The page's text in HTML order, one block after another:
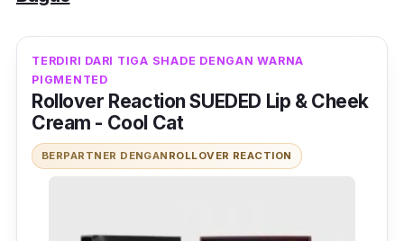
TERDIRI DARI TIGA SHADE DENGAN WARNA
PIGMENTED
Rollover Reaction SUEDED Lip & Cheek
Cream - Cool Cat
BERPARTNER DENGAN ROLLOVER REACTION